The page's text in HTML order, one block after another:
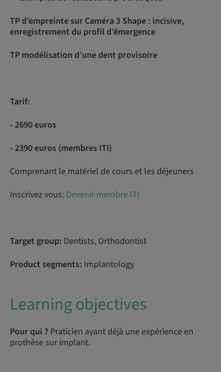
TP d’empreinte sur Caméra 3 Shape : incisive,
enregistrement du profil d’émergence
TP modélisation d’une dent provisoire
Tarif:
- 2690 euros
- 2390 euros (membres ITI)
Comprenant le matériel de cours et les déjeuners
Inscrivez vous: Devenir membre ITI
Target group: Dentists, Orthodontist
Product segments: Implantology
Learning objectives
Pour qui ? Praticien ayant déjà une expérience en
prothèse sur implant.